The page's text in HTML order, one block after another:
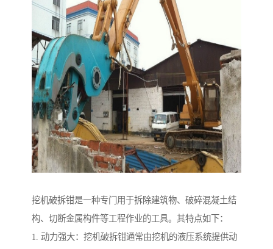
挖机破拆钳是一种专门用于拆除建筑物、破碎混凝土结
构、切断金属构件等工程作业的工具。其特点如下：
1. 动力强大：挖机破拆钳通常由挖机的液压系统提供动